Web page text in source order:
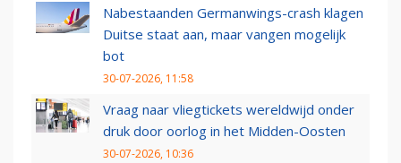
Nabestaanden Germanwings-crash klagen
Duitse staat aan, maar vangen mogelijk
bot
30-07-2026, 11:58
Vraag naar vliegtickets wereldwijd onder
druk door oorlog in het Midden-Oosten
30-07-2026, 10:36